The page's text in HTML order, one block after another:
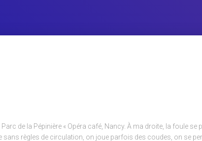
Parc de la Pépinière « Opéra café, Nancy. À ma droite, la foule
sans règles de circulation, on joue parfois des coudes, on se